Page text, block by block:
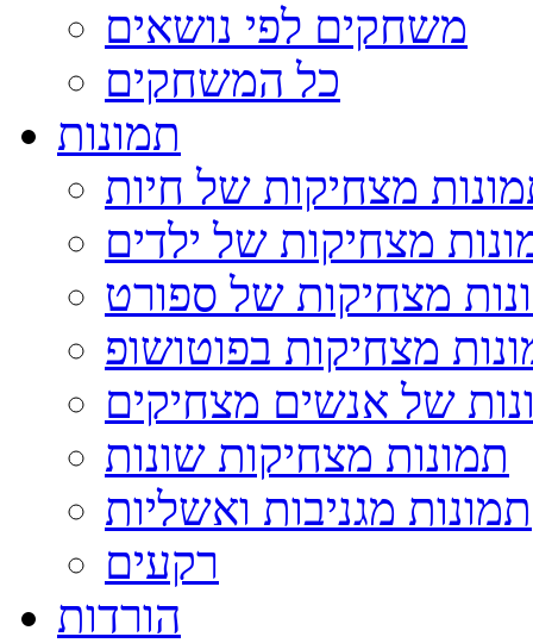
משחקים לפי נושאים
כל המשחקים
תמונות
מצחיקות של חיות
מצחיקות של ילדים
מצחיקות של ספורט
מצחיקות בפוטושופ
של אנשים מצחיקים
תמונות מצחיקות שונות
תמונות מגניבות ואשליות
רקעים
הורדות